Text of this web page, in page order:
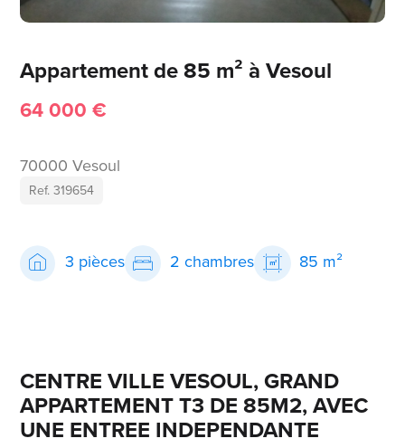
Appartement de 85 m² à Vesoul
64 000 €
70000 Vesoul
Ref. 319654
3 pièces 2 chambres 85 m²
CENTRE VILLE VESOUL, GRAND
APPARTEMENT T3 DE 85M2, AVEC
UNE ENTREE INDEPENDANTE